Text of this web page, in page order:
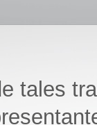
tales